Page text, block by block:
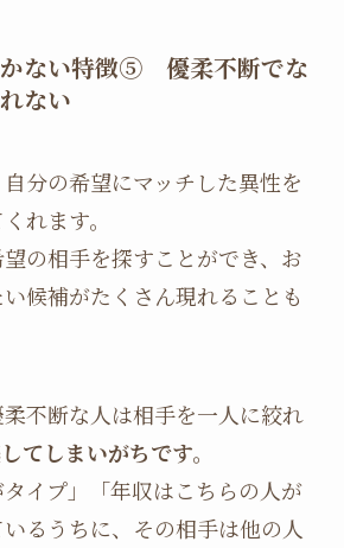
ない特徴⑤ 優柔不断でな
ない
分の希望にマッチした異性を
れます。
の相手を探すことができ、お
候補がたくさん現れることも
不断な人は相手を一人に絞れ
てしまいがちです。
タイプ」「年収はこちらの人が
るうちに、その相手は他の人